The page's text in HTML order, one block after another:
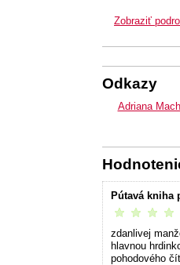
Zobraziť
Odkazy
Adriana
Pútavá kniha
vrelo odporúčam
zdanlivej
hlavnou
pohodového